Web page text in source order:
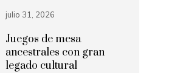
julio 31, 2026
Juegos de mesa
ancestrales con gran
legado cultural